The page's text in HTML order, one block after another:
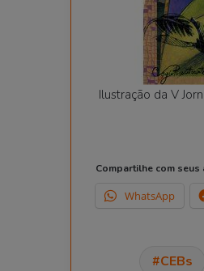
Ilustração da V
Compartilhe com seus
WhatsApp
CEBs